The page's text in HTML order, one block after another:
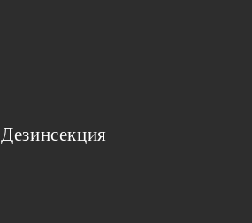
Дезинсекция